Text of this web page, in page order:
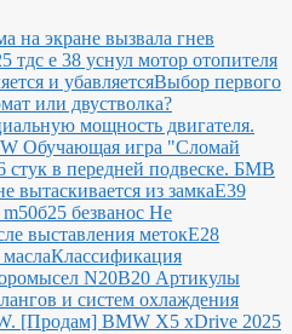
на экране вызвала гнев
тдс е 38 уснул мотор отопителя
и убавляетсяВыбор первого
или двустволка?
мощность двигателя.
Обучающая игра "Сломай
стук в передней подвеске. БМВ
вытаскивается из замкаE39
безванос Не
выставления метокЕ28
Классификация
N20B20 Артикулы
и систем охлаждения
[Продам] BMW X5 xDrive 2025